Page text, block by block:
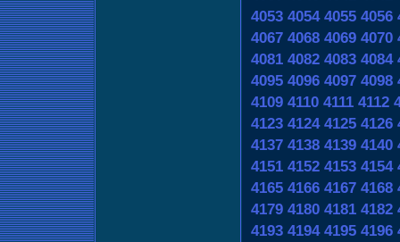
4053 4054 4055 4056
4067 4068 4069 4070
4081 4082 4083 4084
4095 4096 4097 4098
4109 4110 4111 4112
4123 4124 4125 4126
4137 4138 4139 4140
4151 4152 4153 4154
4165 4166 4167 4168
4179 4180 4181 4182
4193 4194 4195 4196